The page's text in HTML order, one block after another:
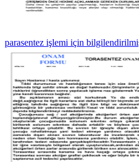
parasentez işlemi için